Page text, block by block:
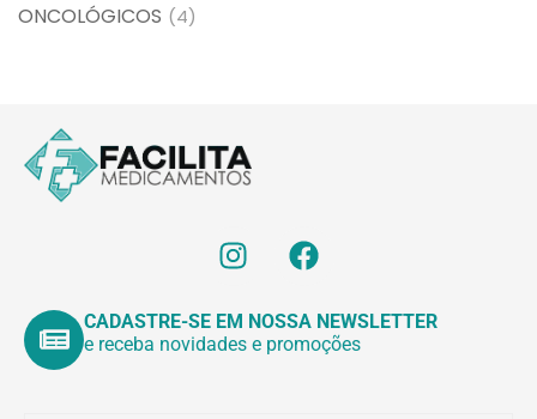
ONCOLÓGICOS (4)
CADASTRE-SE EM NOSSA NEWSLETTER
e receba novidades e promoções